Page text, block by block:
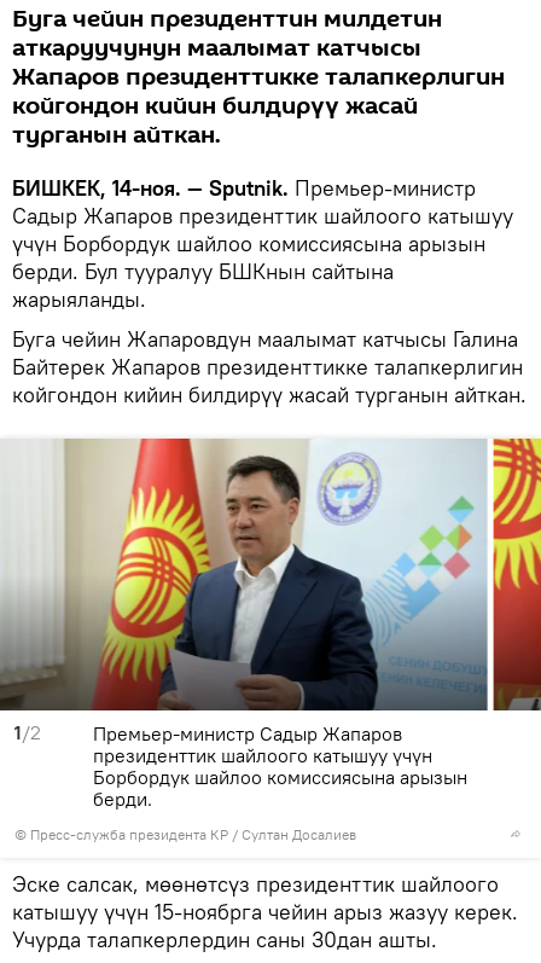
Буга чейин президенттин милдетин
аткаруучунун маалымат катчысы
Жапаров президенттикке талапкерлигин
койгондон кийин билдирүү жасай
турганын айткан.
БИШКЕК, 14-ноя. — Sputnik. Премьер-министр
Садыр Жапаров президенттик шайлоого катышуу
үчүн Борбордук шайлоо комиссиясына арызын
берди. Бул тууралуу БШКнын сайтына
жарыяланды.
Буга чейин Жапаровдун маалымат катчысы Галина
Байтерек Жапаров президенттикке талапкерлигин
койгондон кийин билдирүү жасай турганын айткан.
1/2
© Пресс-служба президента КР / Султан Досалиев
Премьер-министр Садыр Жапаров
президенттик шайлоого катышуу үчүн
Борбордук шайлоо комиссиясына арызын
берди.
Эске салсак, мөөнөтсүз президенттик шайлоого
катышуу үчүн 15-ноябрга чейин арыз жазуу керек.
Учурда талапкерлердин саны 30дан ашты.